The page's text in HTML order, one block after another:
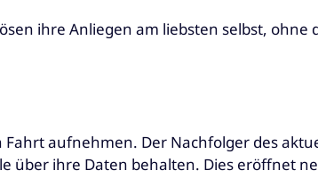
ihre Anliegen am liebsten selbst,
Fahrt aufnehmen. Der Nachfolger des
über ihre Daten behalten. Dies eröffnet